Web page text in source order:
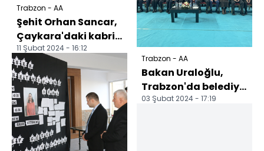
Trabzon - AA
Şehit Orhan Sancar,
Çaykara'daki kabri
başında anıldı
11 Şubat 2024 - 16:12
Trabzon - AA
Bakan Uraloğlu,
Trabzon'da belediye
başkan adayları
03 Şubat 2024 - 17:19